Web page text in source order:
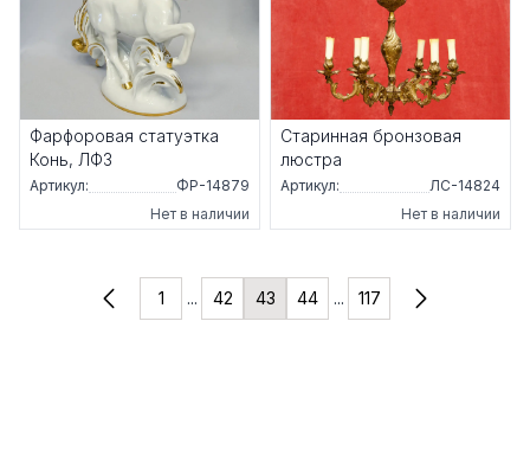
Фарфоровая статуэтка
Конь, ЛФЗ
Артикул:
ФР-14879
Нет в наличии
Старинная бронзовая
люстра
Артикул:
ЛС-14824
Нет в наличии
1 ... 42 43 44 ... 117